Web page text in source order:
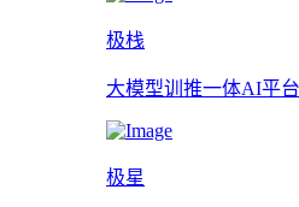
极栈
大模型训推一体AI平台
极星